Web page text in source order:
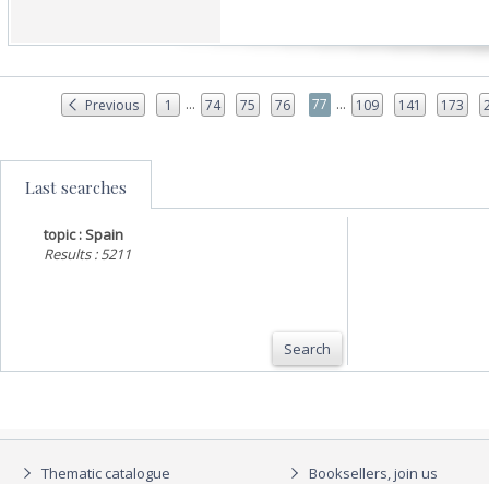
Previous 1 ... 74 75 76 77 ... 109 141 173
Last searches
topic : Spain
Results : 5211
Search
Thematic catalogue
Booksellers, join us